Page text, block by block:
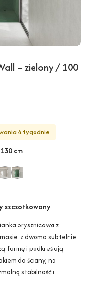
– zielony / 100
4 tygodnie
130 cm
szczotkowany
prysznicowa z
z dwoma subtelnie
formę i podkreślają
do ściany, na
stabilność i